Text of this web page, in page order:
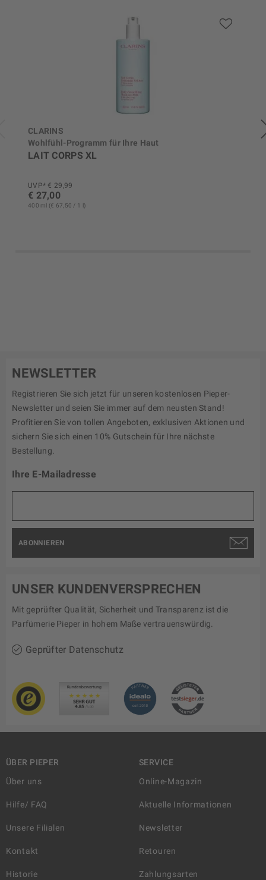
CLARINS
Wohlfühl-Programm für Ihre Haut
LAIT CORPS XL
UVP* € 29,99
€ 27,00
400 ml (€ 67,50 / 1 l)
NEWSLETTER
Registrieren Sie sich jetzt für unseren kostenlosen Pieper-
Newsletter und seien Sie immer auf dem neusten Stand!
Profitieren Sie von tollen Angeboten, exklusiven Aktionen und
sichern Sie sich einen 10% Gutschein für Ihre nächste
Bestellung.
Ihre E-Mailadresse
ABONNIEREN
UNSER KUNDENVERSPRECHEN
Mit geprüfter Qualität, Sicherheit und Transparenz ist die
Parfümerie Pieper in hohem Maße vertrauenswürdig.
Geprüfter Datenschutz
ÜBER PIEPER
Über uns
Hilfe/ FAQ
Unsere Filialen
Kontakt
Historie
SERVICE
Online-Magazin
Aktuelle Informationen
Newsletter
Retouren
Zahlungsarten